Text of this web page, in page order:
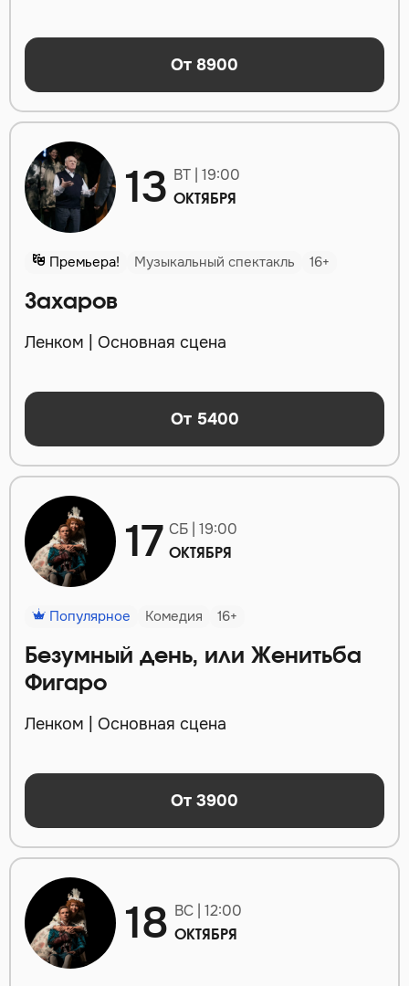
От 8900
13 ВТ | 19:00
ОКТЯБРЯ
Премьера! Музыкальный спектакль 16+
Захаров
Ленком | Основная сцена
От 5400
17 СБ | 19:00
ОКТЯБРЯ
Популярное Комедия 16+
Безумный день, или Женитьба
Фигаро
Ленком | Основная сцена
От 3900
18 ВС | 12:00
ОКТЯБРЯ